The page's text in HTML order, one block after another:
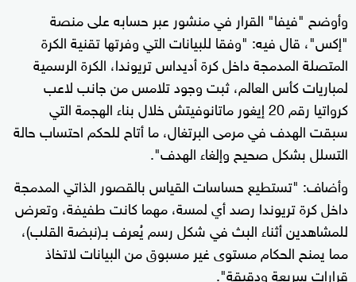
وأوضح "فيفا" القرار في منشور عبر حسابه على منصة
"إكس"، قال فيه: "وفقا للبيانات التي وفرتها تقنية الكرة
المتصلة المدمجة داخل كرة أديداس تريوندا، الكرة الرسمية
لمباريات كأس العالم، ثبت وجود تلامس من جانب لاعب
كرواتيا رقم 20 إيغور ماتانوفيتش خلال بناء الهجمة التي
سبقت الهدف في مرمى البرتغال، ما أتاح للحكم احتساب حالة
التسلل بشكل صحيح وإلغاء الهدف".
وأضاف: "تستطيع حساسات القياس بالقصور الذاتي المدمجة
داخل كرة تريوندا رصد أي لمسة، مهما كانت طفيفة، وتعرض
للمشاهدين أثناء البث في شكل رسم يُعرف بـ(نبضة القلب)،
مما يمنح الحكام مستوى غير مسبوق من البيانات لاتخاذ
قرارات سريعة ودقيقة".